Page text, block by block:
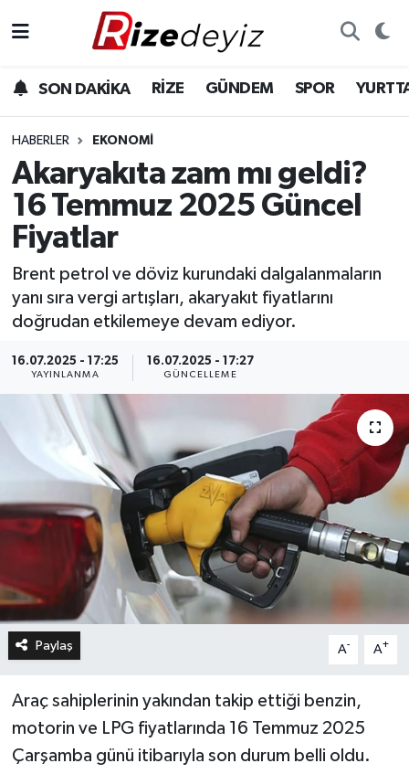
SON DAKİKA RİZE GÜNDEM SPOR
HABERLER EKONOMI
Akaryakıta zam mı geldi?
16 Temmuz 2025 Güncel
Fiyatlar
Brent petrol ve döviz kurundaki dalgalanmaların
yanı sıra vergi artışları, akaryakıt fiyatlarını
doğrudan etkilemeye devam ediyor.
16.07.2025 - 17:25
YAYINLANMA
16.07.2025 - 17:27
GÜNCELLEME
Paylaş A- A+
Araç sahiplerinin yakından takip ettiği benzin,
motorin ve LPG fiyatlarında 16 Temmuz 2025
Çarşamba günü itibarıyla son durum belli oldu.
Gündem
Yurttan Haberler
Ekonomi
Sağlık
Rize Hava Durumu
Rize Trafik Yoğunluk Haritası
Süper Lig Puan Durumu ve Fikstür
Son Dakika Haberleri